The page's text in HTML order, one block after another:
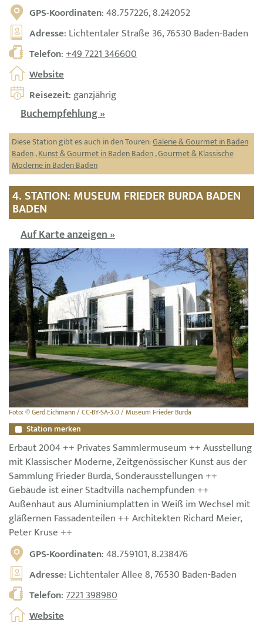
GPS-Koordinaten: 48.757226, 8.242052
Adresse: Lichtentaler Straße 36, 76530 Baden-Baden
Telefon:+49 7221 346600
Website
Reisezeit: ganzjährig
Buchempfehlung »
Diese Station gibt es auch in den Touren:Galerie & Gourmet in Baden
Baden,Kunst & Gourmet in Baden Baden,Gourmet & Klassische
Moderne in Baden Baden
4. STATION: MUSEUM FRIEDER BURDA BADEN
BADEN
Auf Karte anzeigen »
Foto: © Gerd Eichmann / CC-BY-SA-3.0 / Museum Frieder Burda
Station merken
Erbaut 2004 ++ Privates Sammlermuseum ++ Ausstellung
mit Klassischer Moderne, Zeitgenössischer Kunst aus der
Sammlung Frieder Burda, Sonderausstellungen ++
Gebäude ist einer Stadtvilla nachempfunden ++
Außenhaut aus Aluminiumplatten in Weiß im Wechsel mit
gläßernen Fassadenteilen ++ Architekten Richard Meier,
Peter Kruse ++
GPS-Koordinaten: 48.759101, 8.238476
Adresse: Lichtentaler Allee 8, 76530 Baden-Baden
Telefon:7221 398980
Website